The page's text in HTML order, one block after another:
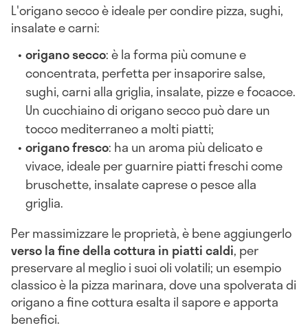
L'origano secco è ideale per condire pizza, sughi,
insalate e carni:
origano secco: è la forma più comune e
concentrata, perfetta per insaporire salse,
sughi, carni alla griglia, insalate, pizze e focacce.
Un cucchiaino di origano secco può dare un
tocco mediterraneo a molti piatti;
origano fresco: ha un aroma più delicato e
vivace, ideale per guarnire piatti freschi come
bruschette, insalate caprese o pesce alla
griglia.
Per massimizzare le proprietà, è bene aggiungerlo
verso la fine della cottura in piatti caldi, per
preservare al meglio i suoi oli volatili; un esempio
classico è la pizza marinara, dove una spolverata di
origano a fine cottura esalta il sapore e apporta
benefici.